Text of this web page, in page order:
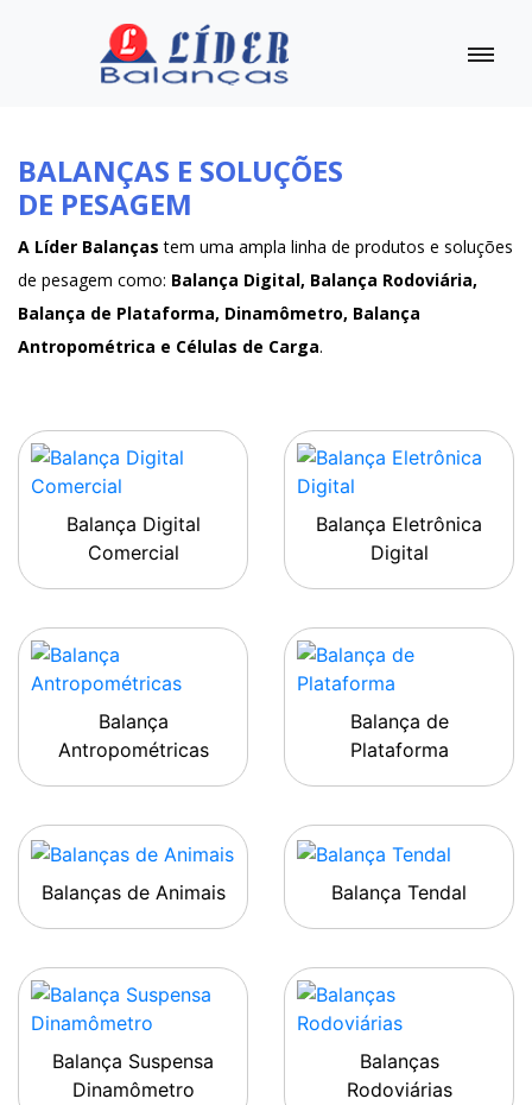
BALANÇAS E SOLUÇÕES
DE PESAGEM
A Líder Balanças tem uma ampla linha de produtos e soluções
de pesagem como: Balança Digital, Balança Rodoviária,
Balança de Plataforma, Dinamômetro, Balança
Antropométrica e Células de Carga.
Balança Digital
Comercial
Balança Eletrônica
Digital
Balança
Antropométricas
Balança de
Plataforma
Balanças de Animais Balança Tendal
Balança Suspensa
Dinamômetro
Balanças
Rodoviárias